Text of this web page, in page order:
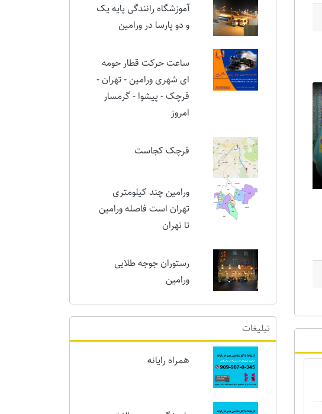
پر بازدیدترین ها
و دو پارسا در ورامین
ساعت حرکت قطار حومه
ای شهری ورامین - تهران -
امروز
قرچک کجاست
ورامین چند کیلومتری
تا تهران
رستوران جوجه طلایی
ورامین
تبلیغات